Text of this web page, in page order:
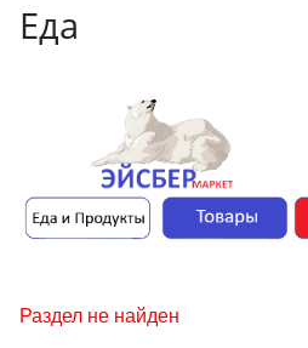
Еда
Раздел не найден